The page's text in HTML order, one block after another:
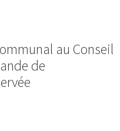
au Conseil
de